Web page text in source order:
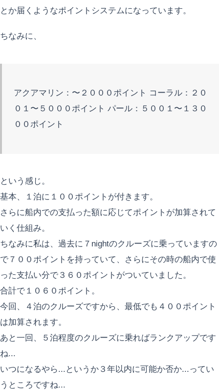
とか届くようなポイントシステムになっています。
ちなみに、
アクアマリン：〜２０００ポイント コーラル：２０
０１〜５０００ポイント パール：５００１〜１３０
００ポイント
という感じ。
基本、１泊に１００ポイントが付きます。
さらに船内での支払った額に応じてポイントが加算されて
いく仕組み。
ちなみに私は、過去に７nightのクルーズに乗っていますの
で７００ポイントを持っていて、さらにその時の船内で使
った支払い分で３６０ポイントがついていました。
合計で１０６０ポイント。
今回、４泊のクルーズですから、最低でも４００ポイント
は加算されます。
あと一回、５泊程度のクルーズに乗ればランクアップです
ね...
いつになるやら...というか３年以内に可能か否か...ってい
うところですね...